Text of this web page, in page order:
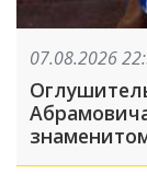
07.08.2026
августа